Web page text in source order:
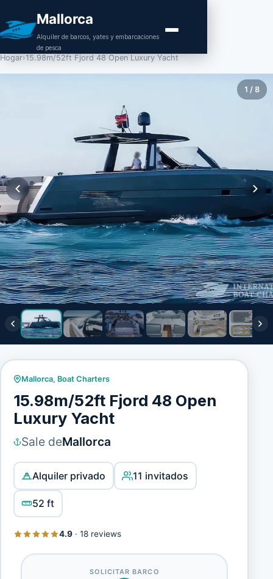
Mallorca
Alquiler de barcos, yates y embarcaciones
de pesca
Hogar›15.98m/52ft Fjord 48 Open Luxury Yacht
1 /8
Mallorca, Boat Charters
15.98m/52ft Fjord 48 Open
Luxury Yacht
Sale deMallorca
Alquiler privado 11 invitados
52 ft
4.9· 18 reviews
SOLICITAR BARCO